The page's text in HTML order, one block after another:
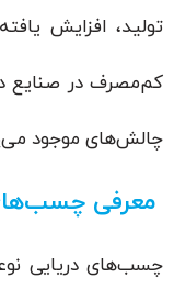
تولید، افزایش
کم‌مصرف در صنایع
چالش‌های موجود
معرفی
چسب‌های دریایی